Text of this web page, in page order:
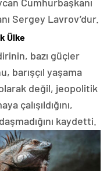
Sergey Lavrov’dur.
Ülke
bazı güçler
barışçıl yaşama
değil, jeopolitik
çalışıldığını,
kaydetti.